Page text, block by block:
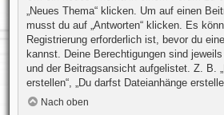
„Neues Thema“ klicken. Um auf einen
musst du auf „Antworten“ klicken. Es
Registrierung erforderlich ist, bevor du
kannst. Deine Berechtigungen sind
und der Beitragsansicht aufgelistet. Z. B.
erstellen“, „Du darfst Dateianhänge
Nach oben